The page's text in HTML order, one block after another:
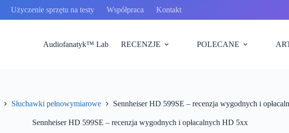
Użyczenie sprzętu na testy Współpraca Kontakt
Audiofanatyk™ Lab RECENZJE POLECANE
Słuchawki pełnowymiarowe Sennheiser HD 599SE – recenzja wygodnych i
Sennheiser HD 599SE – recenzja wygodnych i opłacalnych HD 5xx